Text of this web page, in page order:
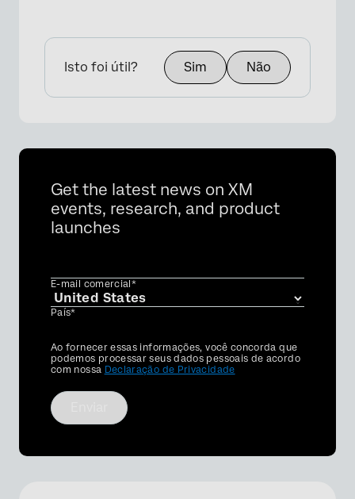
Isto foi útil? Sim Não
Get the latest news on XM
events, research, and product
launches
E-mail comercial*
País*
Privacy
Optin
Ao fornecer essas informações, você concorda que
podemos processar seus dados pessoais de acordo
com nossa Declaração de Privacidade